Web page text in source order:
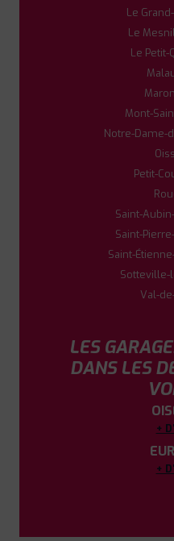
Le
Le
Le Petit-
Mont-
Notre-Dame-
Petit-
Saint-
Saint-
Saint-
Sotteville-
Val-
LES
DANS LES
+
+